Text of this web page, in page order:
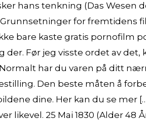
hans tenkning (Das Wesen
for fremtidens
bare kaste gratis pornofilm
Før jeg visste ordet av det,
har du varen på ditt
Den beste måten å
dine. Her kan du se mer
25 Mai 1830 (Alder 48